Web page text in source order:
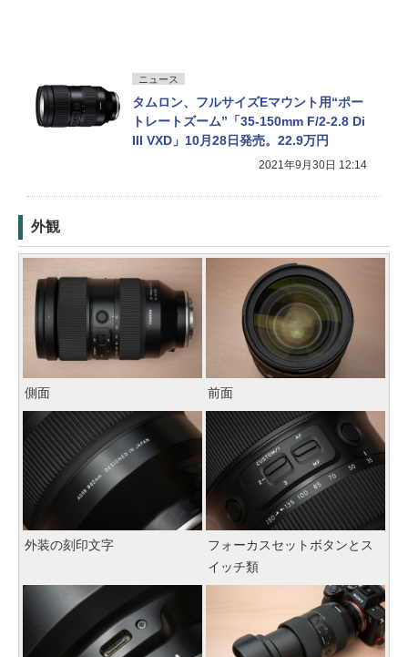
ニュース
タムロン、フルサイズEマウント用“ポー
トレートズーム”「35-150mm F/2-2.8 Di
III VXD」10月28日発売。22.9万円
2021年9月30日 12:14
外観
側面 前面
外装の刻印文字
フォーカスセットボタンとス
イッチ類